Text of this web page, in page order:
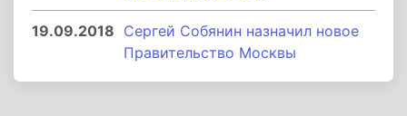
19.09.2018 Сергей Собянин назначил новое
Правительство‍ Москвы